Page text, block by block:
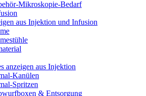
Mikroskopie-Bedarf
aus Injektion und Infusion
anzeigen aus Injektion
Kanülen
Spritzen
& Entsorgung